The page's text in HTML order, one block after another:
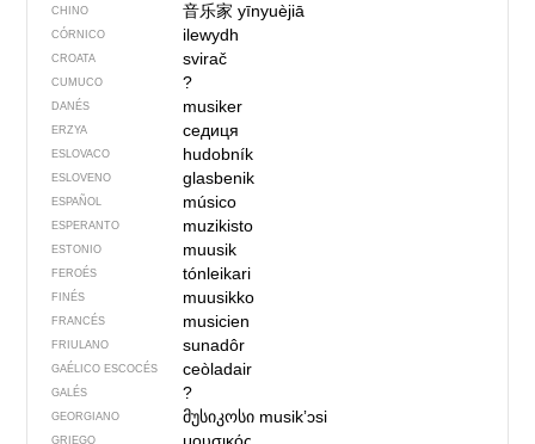
CHINO 音乐家yīnyuèjiā
CÓRNICO ilewydh
CROATA svirač
CUMUCO ?
DANÉS musiker
ERZYA седиця
ESLOVACO hudobník
ESLOVENO glasbenik
ESPAÑOL músico
ESPERANTO muzikisto
ESTONIO muusik
FEROÉS tónleikari
FINÉS muusikko
FRANCÉS musicien
FRIULANO sunadôr
GAÉLICO ESCOCÉS ceòladair
GALÉS ?
GEORGIANO მუსიკოსი musikʼɔsi
GRIEGO